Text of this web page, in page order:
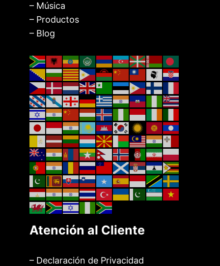
– Música
– Productos
– Blog
Atención al Cliente
– Declaración de Privacidad